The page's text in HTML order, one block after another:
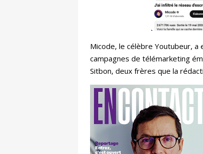
Micode, le célèbre Youtubeur,
campagnes de télémarketing
Sitbon, deux frères que la